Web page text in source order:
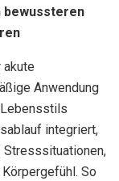
bewussteren
akute
Anwendung
integriert,
Stresssituationen,
So